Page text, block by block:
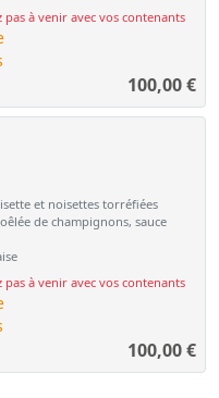
à venir avec vos contenants
100,00€
et noisettes torréfiées
de champignons, sauce
à venir avec vos contenants
100,00€